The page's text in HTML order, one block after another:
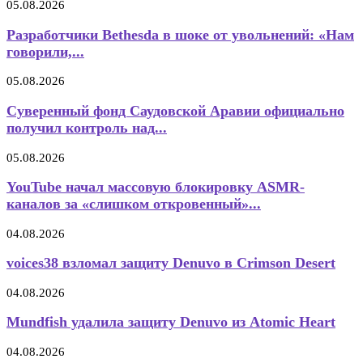
05.08.2026
Разработчики Bethesda в шоке от увольнений: «Нам
говорили,...
05.08.2026
Суверенный фонд Саудовской Аравии официально
получил контроль над...
05.08.2026
YouTube начал массовую блокировку ASMR-
каналов за «слишком откровенный»...
04.08.2026
voices38 взломал защиту Denuvo в Crimson Desert
04.08.2026
Mundfish удалила защиту Denuvo из Atomic Heart
04.08.2026